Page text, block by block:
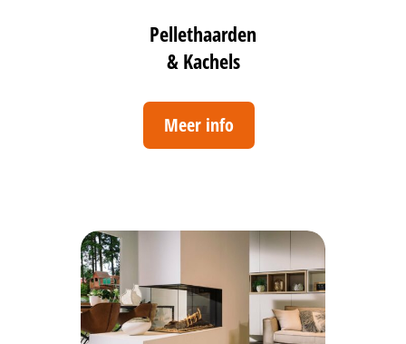
Pellethaarden
& Kachels
Meer info